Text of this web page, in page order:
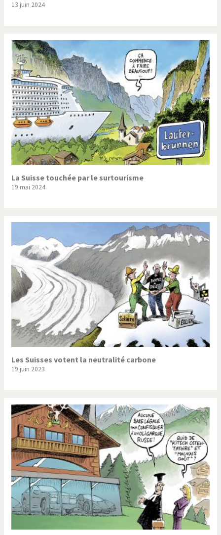
Vous avez dit "Islam"?
13 juin 2024
La Suisse touchée par le surtourisme
19 mai 2024
Les Suisses votent la neutralité carbone
19 juin 2023